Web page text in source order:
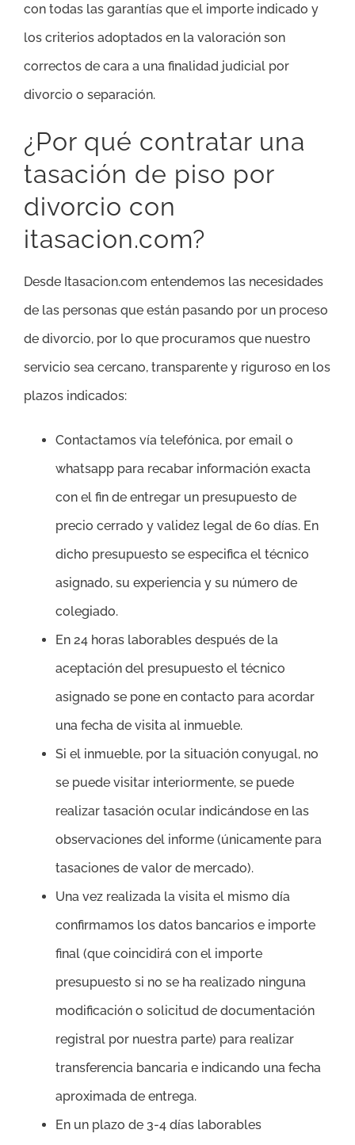
con todas las garantías que el importe indicado y
los criterios adoptados en la valoración son
correctos de cara a una finalidad judicial por
divorcio o separación.
¿Por qué contratar una
tasación de piso por
divorcio con
itasacion.com?
Desde Itasacion.com entendemos las necesidades
de las personas que están pasando por un proceso
de divorcio, por lo que procuramos que nuestro
servicio sea cercano, transparente y riguroso en los
plazos indicados:
Contactamos vía telefónica, por email o
whatsapp para recabar información exacta
con el fin de entregar un presupuesto de
precio cerrado y validez legal de 60 días. En
dicho presupuesto se especifica el técnico
asignado, su experiencia y su número de
colegiado.
En 24 horas laborables después de la
aceptación del presupuesto el técnico
asignado se pone en contacto para acordar
una fecha de visita al inmueble.
Si el inmueble, por la situación conyugal, no
se puede visitar interiormente, se puede
realizar tasación ocular indicándose en las
observaciones del informe (únicamente para
tasaciones de valor de mercado).
Una vez realizada la visita el mismo día
confirmamos los datos bancarios e importe
final (que coincidirá con el importe
presupuesto si no se ha realizado ninguna
modificación o solicitud de documentación
registral por nuestra parte) para realizar
transferencia bancaria e indicando una fecha
aproximada de entrega.
En un plazo de 3-4 días laborables